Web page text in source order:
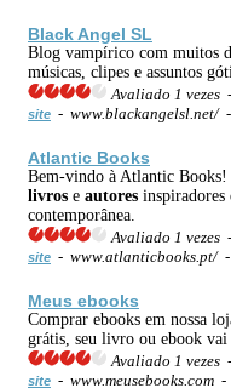
Black Angel SL
Blog vampírico com muitos
músicas, clipes e assuntos
Avaliado 1 vezes -
site - www.blackangelsl.net/ -
Atlantic Books
Bem-vindo à Atlantic Books!
livros e autores inspiradores
contemporânea.
Avaliado 1 vezes -
site - www.atlanticbooks.pt/ -
Meus ebooks
Comprar ebooks em nossa
grátis, seu livro ou ebook
Avaliado 1 vezes -
site - www.meusebooks.com -